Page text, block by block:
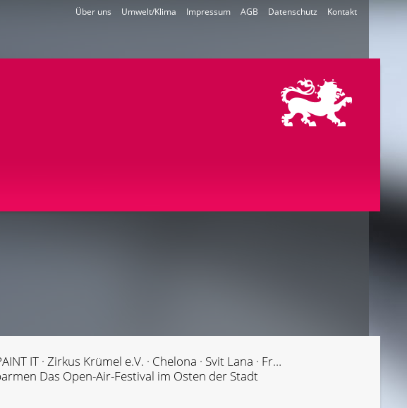
Kontakt
Datenschutz
AGB
Impressum
Umwelt/Klima
Über uns
Pablo Froind · Mobile Oase · KU.BUS · PAINT IT · Zirkus Krümel e.V. · Chelona · Svit Lana · Franzi Rockzz feat. BeTTY · Khaireddin Bero
Das Open-Air-Festival im Osten der Stadt